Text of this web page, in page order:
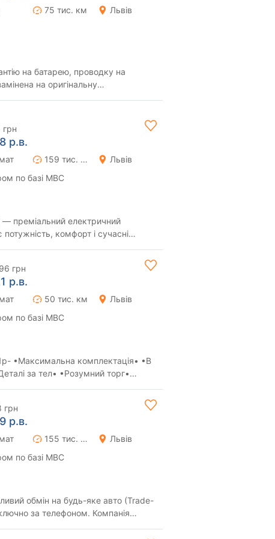
75 тис. км Львів
на батарею, проводку на
на оригінальну
р.в.
159 тис. км
Львів
по базі МВС
— преміальний електричний
комфорт і сучасні
грн
р.в.
50 тис. км
Львів
по базі МВС
•Максимальна комплектація• •В
за тел• •Розумний торг•
грн
р.в.
155 тис. км
Львів
по базі МВС
за телефоном. Компанія